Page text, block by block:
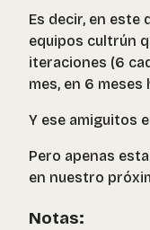
Es decir, en este
equipos cultrún
iteraciones (6
mes, en 6
Y ese amiguitos
Pero apenas
en nuestro
Notas: